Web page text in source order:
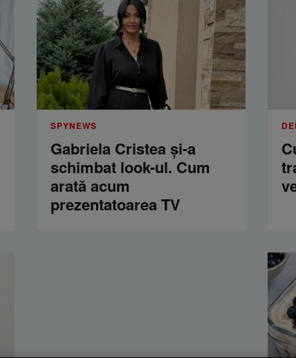
SPYNEWS
Gabriela Cristea și-a
schimbat look-ul. Cum
arată acum
prezentatoarea TV